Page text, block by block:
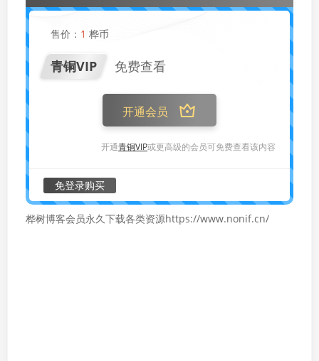
售价： 1 桦币
青铜VIP 免费查看
开通会员
开通青铜VIP或更高级的会员可免费查看该内容
免登录购买
桦树博客会员永久下载各类资源https://www.nonif.cn/